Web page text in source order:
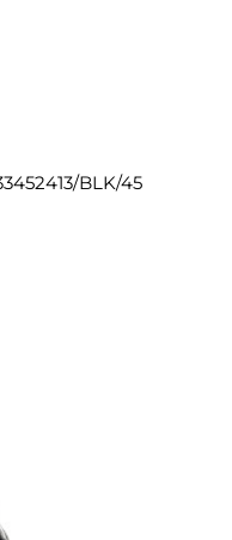
BLK/45